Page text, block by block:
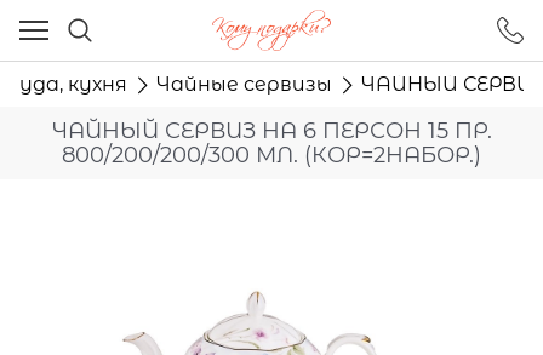
кухня Чайные сервизы ЧАЙНЫЙ СЕРВИЗ
ЧАЙНЫЙ СЕРВИЗ НА 6 ПЕРСОН 15 ПР.
800/200/200/300 МЛ. (КОР=2НАБОР.)
Ваш город - Москва,
угадали?
ДА НЕТ